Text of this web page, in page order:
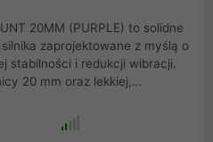
20MM (PURPLE) to solidne
zaprojektowane z myślą o
stabilności i redukcji wibracji.
20 mm oraz lekkiej,
RC, dronach i UAV.
nie tylko wyróżnia